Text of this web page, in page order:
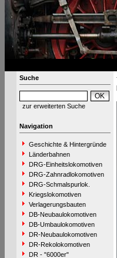
Suche
zur erweiterten Suche
Navigation
Geschichte & Hintergründe
Länderbahnen
DRG-Einheitslokomotiven
DRG-Zahnradlokomotiven
DRG-Schmalspurlok.
Kriegslokomotiven
Verlagerungsbauten
DB-Neubaulokomotiven
DB-Umbaulokomotiven
DR-Neubaulokomotiven
DR-Rekolokomotiven
DR - "6000er"